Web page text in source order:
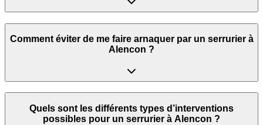
Comment éviter de me faire arnaquer par un serrurier à
Alencon ?
Quels sont les différents types d’interventions
possibles pour un serrurier à Alencon ?